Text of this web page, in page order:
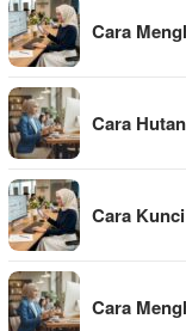
Cara
Cara
Cara
Cara